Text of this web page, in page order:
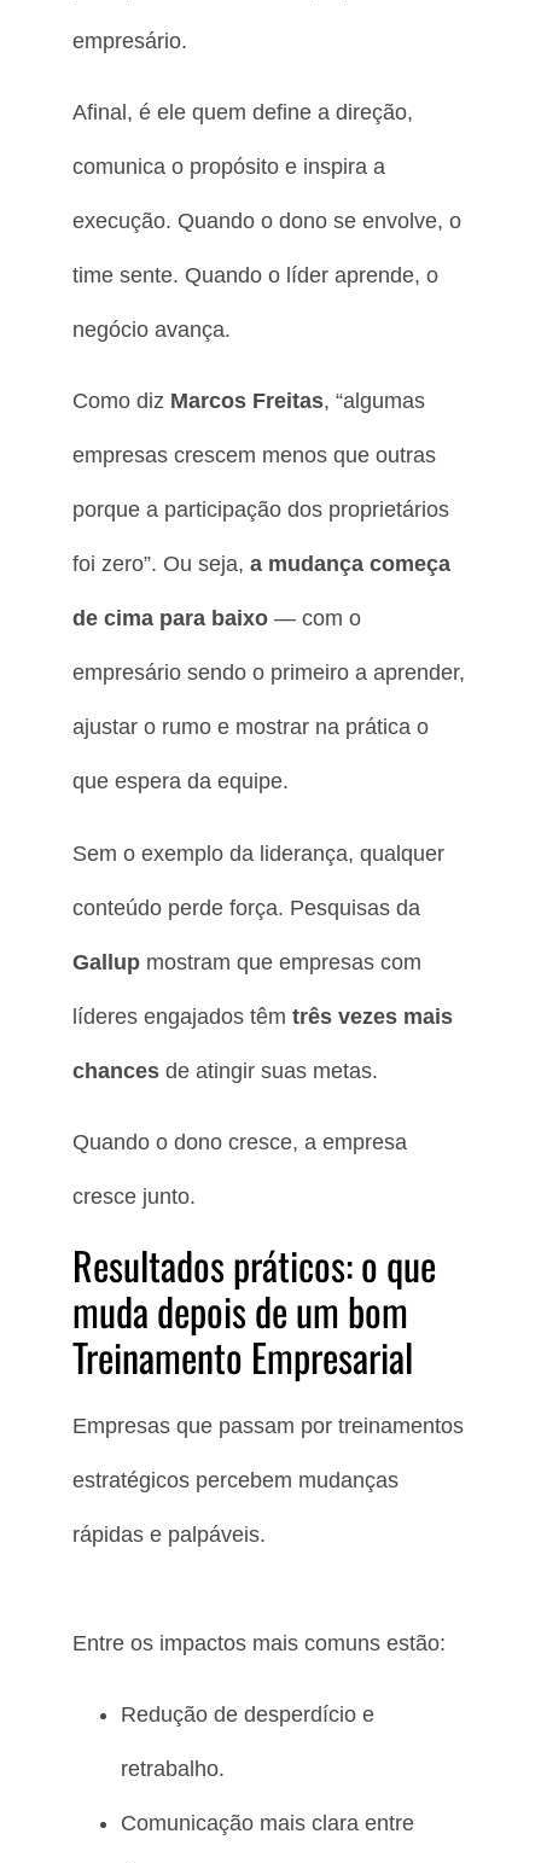
empresário.
Afinal, é ele quem define a direção,
comunica o propósito e inspira a
execução. Quando o dono se envolve, o
time sente. Quando o líder aprende, o
negócio avança.
Como diz Marcos Freitas, “algumas
empresas crescem menos que outras
porque a participação dos proprietários
foi zero”. Ou seja, a mudança começa
de cima para baixo — com o
empresário sendo o primeiro a aprender,
ajustar o rumo e mostrar na prática o
que espera da equipe.
Sem o exemplo da liderança, qualquer
conteúdo perde força. Pesquisas da
Gallup mostram que empresas com
líderes engajados têm três vezes mais
chances de atingir suas metas.
Quando o dono cresce, a empresa
cresce junto.
Resultados práticos: o que
muda depois de um bom
Treinamento Empresarial
Empresas que passam por treinamentos
estratégicos percebem mudanças
rápidas e palpáveis.
Entre os impactos mais comuns estão:
Redução de desperdício e
retrabalho.
Comunicação mais clara entre